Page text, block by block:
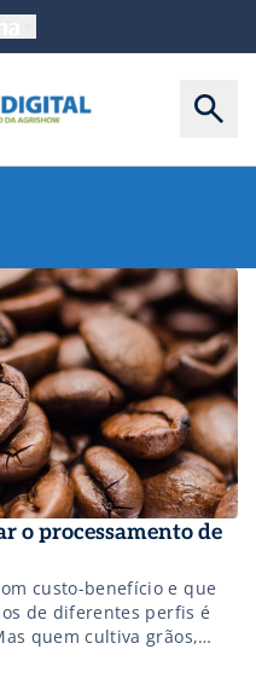
o processamento de
custo-benefício e que
de diferentes perfis é
quem cultiva grãos,